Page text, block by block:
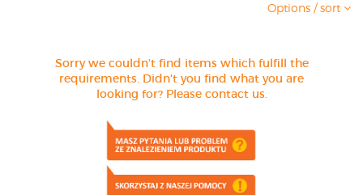
Options / sort
Sorry we couldn't find items which fulfill the
requirements. Didn't you find what you are
looking for? Please contact us.